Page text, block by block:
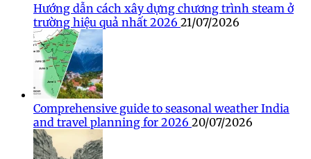
Hướng dẫn cách xây dựng chương trình steam ở
trường hiệu quả nhất 2026 21/07/2026
Comprehensive guide to seasonal weather India
and travel planning for 2026 20/07/2026